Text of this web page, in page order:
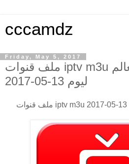
cccamdz
Friday, May 5, 2017
ملف قنوات iptv m3u لجميع باقات العالم
ليوم 13-05-2017